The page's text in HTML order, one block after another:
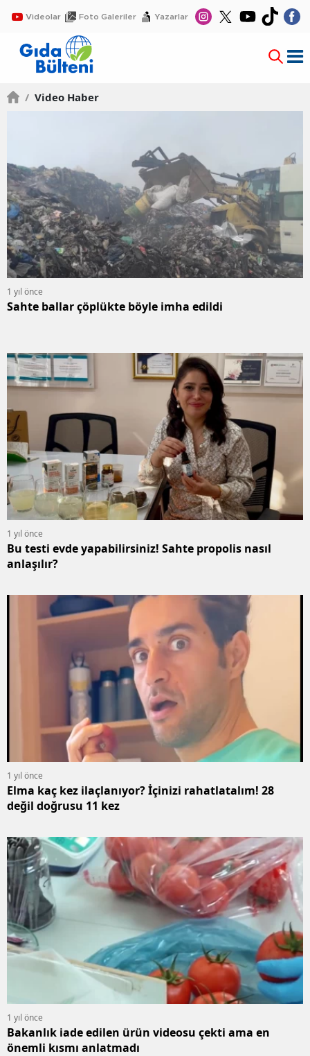
Videolar Foto Galeriler Yazarlar
/ Video Haber
1 yıl önce
Sahte ballar çöplükte böyle imha edildi
1 yıl önce
Bu testi evde yapabilirsiniz! Sahte propolis nasıl
anlaşılır?
1 yıl önce
Elma kaç kez ilaçlanıyor? İçinizi rahatlatalım! 28
değil doğrusu 11 kez
1 yıl önce
Bakanlık iade edilen ürün videosu çekti ama en
önemli kısmı anlatmadı